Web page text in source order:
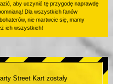
aby uczynić tę przygodę naprawdę
Dla wszystkich fanów
nie martwcie się, mamy
ich wszystkich!
Street Kart zostały